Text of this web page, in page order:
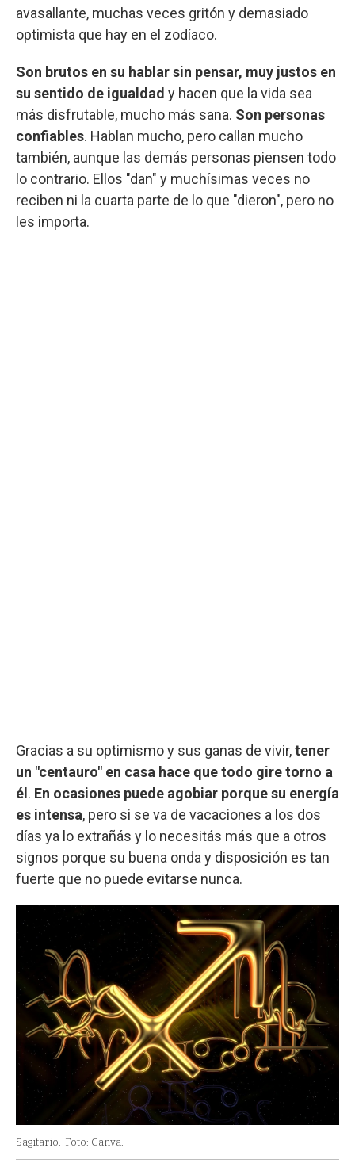
avasallante, muchas veces gritón y demasiado
optimista que hay en el zodíaco.
Son brutos en su hablar sin pensar, muy justos en
su sentido de igualdad y hacen que la vida sea
más disfrutable, mucho más sana. Son personas
confiables. Hablan mucho, pero callan mucho
también, aunque las demás personas piensen todo
lo contrario. Ellos "dan" y muchísimas veces no
reciben ni la cuarta parte de lo que "dieron", pero no
les importa.
Gracias a su optimismo y sus ganas de vivir,tener
un "centauro" en casa hace que todo gire torno a
él . En ocasiones puede agobiar porque su energía
es intensa, pero si se va de vacaciones a los dos
días ya lo extrañás y lo necesitás más que a otros
signos porque su buena onda y disposición es tan
fuerte que no puede evitarse nunca.
Sagitario. Foto: Canva.